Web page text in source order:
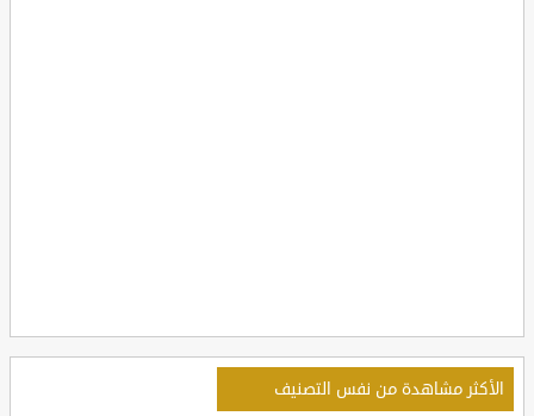
الأكثر مشاهدة من نفس التصنيف